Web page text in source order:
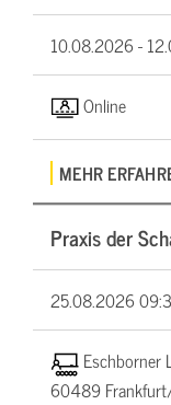
10.08.2026 -
Online
MEHR
Praxis der
25.08.2026
Eschborner
60489